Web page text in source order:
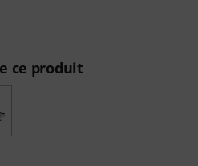
ce produit